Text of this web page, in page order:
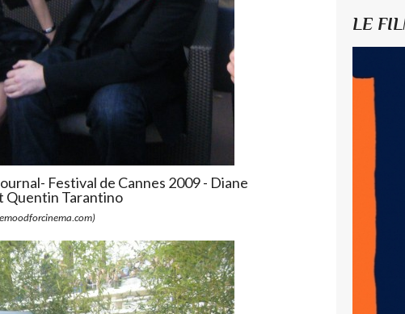
Festival de Cannes 2009 - Diane
Quentin Tarantino
LE